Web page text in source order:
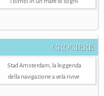
CROCIERE
Stad Amsterdam, la leggenda
della navigazione a vela rivive